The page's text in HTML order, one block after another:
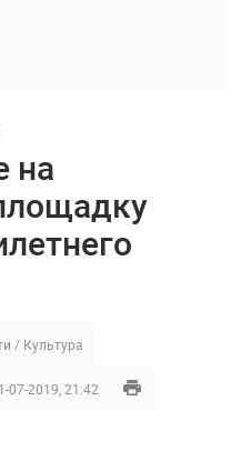
на
/ Культура
07-2019, 21:42